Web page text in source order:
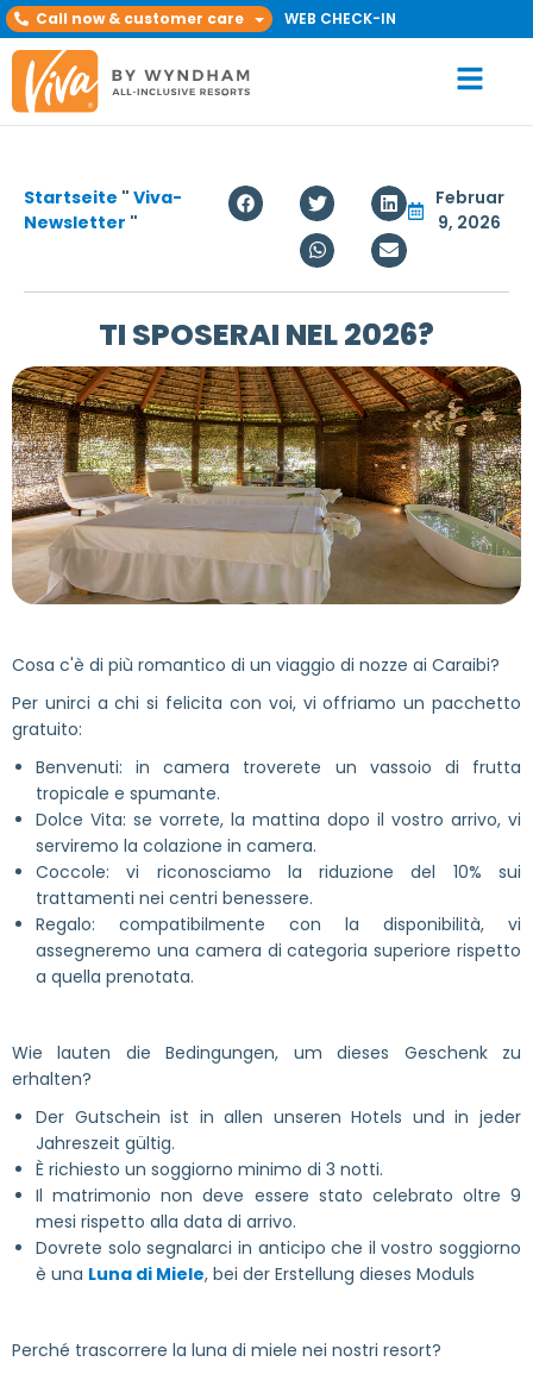
Call now & customer care WEB CHECK-IN
Startseite " Viva-
Newsletter "
Februar
9, 2026
TI SPOSERAI NEL 2026?
Cosa c'è di più romantico di un viaggio di nozze ai Caraibi?
Per unirci a chi si felicita con voi, vi offriamo un pacchetto
gratuito:
Benvenuti: in camera troverete un vassoio di frutta
tropicale e spumante.
Dolce Vita: se vorrete, la mattina dopo il vostro arrivo, vi
serviremo la colazione in camera.
Coccole: vi riconosciamo la riduzione del 10% sui
trattamenti nei centri benessere.
Regalo: compatibilmente con la disponibilità, vi
assegneremo una camera di categoria superiore rispetto
a quella prenotata.
Wie lauten die Bedingungen, um dieses Geschenk zu
erhalten?
Der Gutschein ist in allen unseren Hotels und in jeder
Jahreszeit gültig.
È richiesto un soggiorno minimo di 3 notti.
Il matrimonio non deve essere stato celebrato oltre 9
mesi rispetto alla data di arrivo.
Dovrete solo segnalarci in anticipo che il vostro soggiorno
è una Luna di Miele, bei der Erstellung dieses Moduls
Perché trascorrere la luna di miele nei nostri resort?